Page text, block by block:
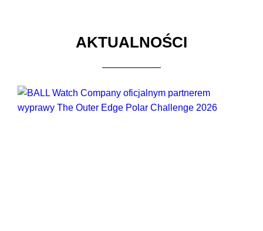
AKTUALNOŚCI